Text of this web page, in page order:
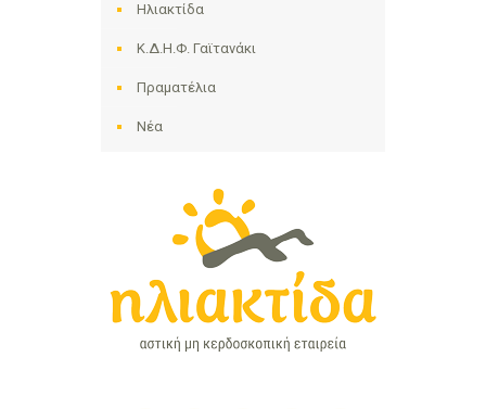
Ηλιακτίδα
Κ.Δ.Η.Φ. Γαϊτανάκι
Πραματέλια
Νέα